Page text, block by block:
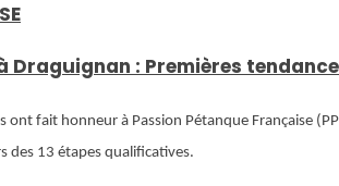
à Draguignan : Premières
ont fait honneur à Passion Pétanque Française
des 13 étapes qualificatives.